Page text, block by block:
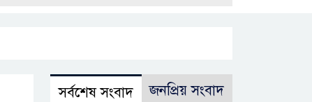
সর্বশেষ সংবাদ জনপ্রিয় সংবাদ